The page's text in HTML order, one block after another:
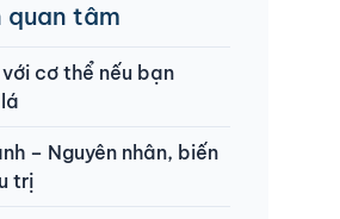
quan tâm
cơ thể nếu bạn
– Nguyên nhân, biến
trị